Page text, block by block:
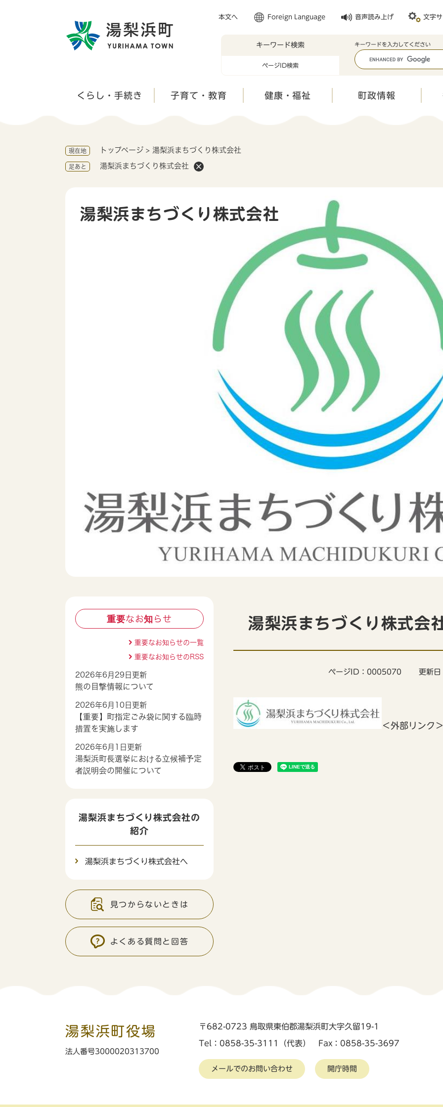
本文へ Foreign Language 音声読み上げ 文字
キーワード検索
ページID検索
キ
ー
ワ
ド
キーワードを入力してください
くらし・手続き 子育て・教育 健康・福祉 町政情報
現在地 トップページ > 湯梨浜まちづくり株式会社
足あと 湯梨浜まちづくり株式会社
湯梨浜まちづくり株式会社
湯梨浜まちづくり株式会
ページID：0005070 更新
＜外部リンク
重要なお知らせ
2026年6月29日更新
熊の目撃情報について
2026年6月10日更新
【重要】町指定ごみ袋に関する臨時
措置を実施します
2026年6月1日更新
湯梨浜町長選挙における立候補予定
者説明会の開催について
重要なお知らせの一覧
重要なお知らせのRSS
湯梨浜まちづくり株式会社の
紹介
湯梨浜まちづくり株式会社へ
見つからないときは
よくある質問と回答
湯梨浜町役場
法人番号3000020313700
〒682-0723 鳥取県東伯郡湯梨浜町大字久留19-1
Tel：0858-35-3111（代表） Fax：0858-35-3697
メールでのお問い合わせ 開庁時間